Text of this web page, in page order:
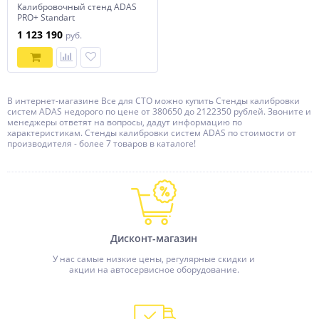
Калибровочный стенд ADAS
PRO+ Standart
1 123 190 руб.
В интернет-магазине Все для СТО можно купить Стенды калибровки
систем ADAS недорого по цене от 380650 до 2122350 рублей. Звоните и
менеджеры ответят на вопросы, дадут информацию по
характеристикам. Стенды калибровки систем ADAS по стоимости от
производителя - более 7 товаров в каталоге!
Дисконт-магазин
У нас самые низкие цены, регулярные скидки и
акции на автосервисное оборудование.